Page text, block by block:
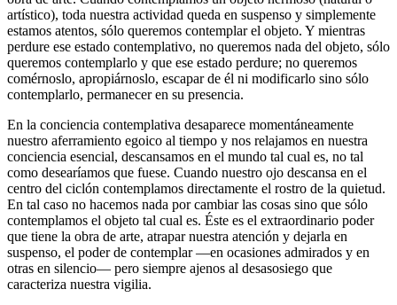
artístico), toda nuestra actividad queda en suspenso y simplemente
estamos atentos, sólo queremos contemplar el objeto. Y mientras
perdure ese estado contemplativo, no queremos nada del objeto, sólo
queremos contemplarlo y que ese estado perdure; no queremos
comérnoslo, apropiárnoslo, escapar de él ni modificarlo sino sólo
contemplarlo, permanecer en su presencia.
En la conciencia contemplativa desaparece momentáneamente
nuestro aferramiento egoico al tiempo y nos relajamos en nuestra
conciencia esencial, descansamos en el mundo tal cual es, no tal
como desearíamos que fuese. Cuando nuestro ojo descansa en el
centro del ciclón contemplamos directamente el rostro de la quietud.
En tal caso no hacemos nada por cambiar las cosas sino que sólo
contemplamos el objeto tal cual es. Éste es el extraordinario poder
que tiene la obra de arte, atrapar nuestra atención y dejarla en
suspenso, el poder de contemplar ―en ocasiones admirados y en
otras en silencio― pero siempre ajenos al desasosiego que
caracteriza nuestra vigilia.